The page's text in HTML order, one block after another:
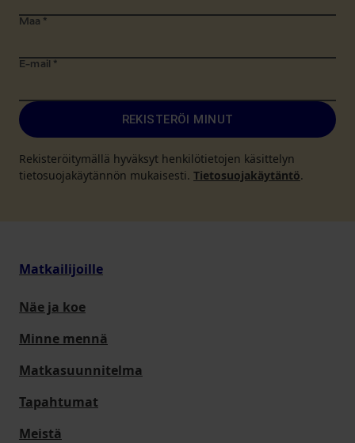
Maa *
E-mail *
REKISTERÖI MINUT
Rekisteröitymällä hyväksyt henkilötietojen käsittelyn
tietosuojakäytännön mukaisesti. Tietosuojakäytäntö.
Matkailijoille
Näe ja koe
Minne mennä
Matkasuunnitelma
Tapahtumat
Meistä